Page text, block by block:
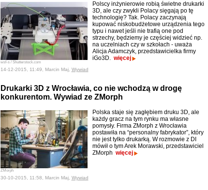
wsf-s / Shutterstock.com
Polscy inżynierowie robią świetne drukarki
3D, ale czy zwykli Polacy sięgają po tę
technologię? Tak. Polacy zaczynają
kupować niskobudżetowe urządzenia tego
typu i nawet jeśli nie trafią one pod
strzechy, będziemy je częściej widzieć np.
na uczelniach czy w szkołach - uważa
Alicja Adamczyk, przedstawicielka firmy
iGo3D. więcej
14-12-2015, 11:49, Marcin Maj, Wywiad
Drukarki 3D z Wrocławia, co nie wchodzą w drogę
konkurentom. Wywiad ze ZMorph
ZMorph
Polska staje się zagłębiem druku 3D, ale
każdy gracz na tym rynku ma własne
pomysły. Firma ZMorph z Wrocławia
postawiła na “personalny fabrykator”, który
nie jest tylko drukarką. W rozmowie z DI
mówił o tym Arek Morawski, przedstawiciel
ZMorph więcej
30-10-2015, 11:58, Marcin Maj, Wywiad